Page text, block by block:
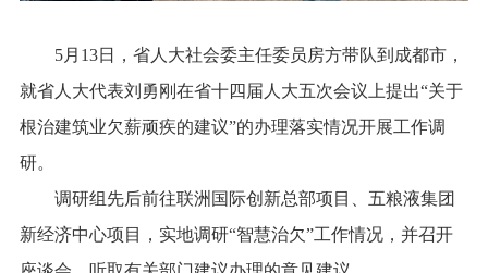
5月13日，省人大社会委主任委员房方带队到成都市，
就省人大代表刘勇刚在省十四届人大五次会议上提出“关于
根治建筑业欠薪顽疾的建议”的办理落实情况开展工作调
研。
调研组先后前往联洲国际创新总部项目、五粮液集团
新经济中心项目，实地调研“智慧治欠”工作情况，并召开